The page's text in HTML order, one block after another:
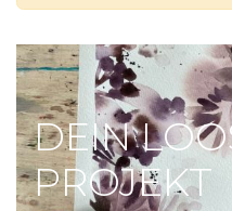
DEIN
PROJEKT